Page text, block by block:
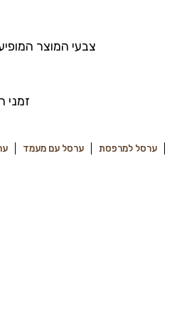
צבעי המוצר
זמני האספקה הם 7
ערסל למרפסת ערסל עם מעמד